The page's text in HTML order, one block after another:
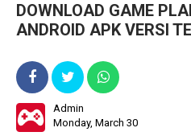
DOWNLOAD GAME
ANDROID APK VERSI
Admin
Monday, March 30